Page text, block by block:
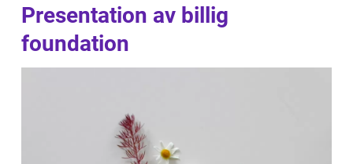
Presentation av billig
foundation